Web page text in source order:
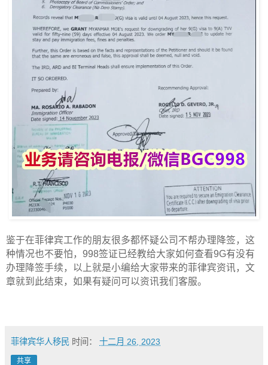
鉴于在菲律宾工作的朋友很多都怀疑公司不帮办理降签，这
种情况也不要怕，998签证已经教给大家如何查看9G有没有
办理降签手续，以上就是小编给大家带来的菲律宾资讯，文
章就到此结束，如果有疑问可以资讯我们客服。
菲律宾华人移民 时间： 十二月 26, 2023
共享